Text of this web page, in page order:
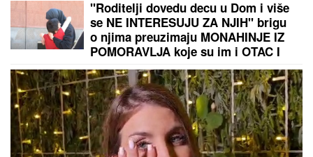
Viktor progovorili o PRESELJENJU I
BRAKU, pa OPLELI po rijaliti
učesnicima: "Ledena kraljica je
opelješila deda Daneta (VIDEO)
Grci dižu dronove iznad plaža: Kad
čujete kazne za ono što snime - neće
vam biti dobro